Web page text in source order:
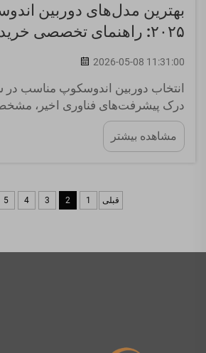
بهترین مدل‌های دوربین
۲۰۲۵: راهنمای تخصصی خریداران
2026-05-08 11:31:00
درک پیشرفت‌های فناوری اخیر،
نیازهای خاص کاربردی است که مدل‌های
ابزارهای بازرسی پایه متمایز می‌سازد.
حرفه‌ای...
مشاهده بیشتر
قبلی 1
2
3
4
5